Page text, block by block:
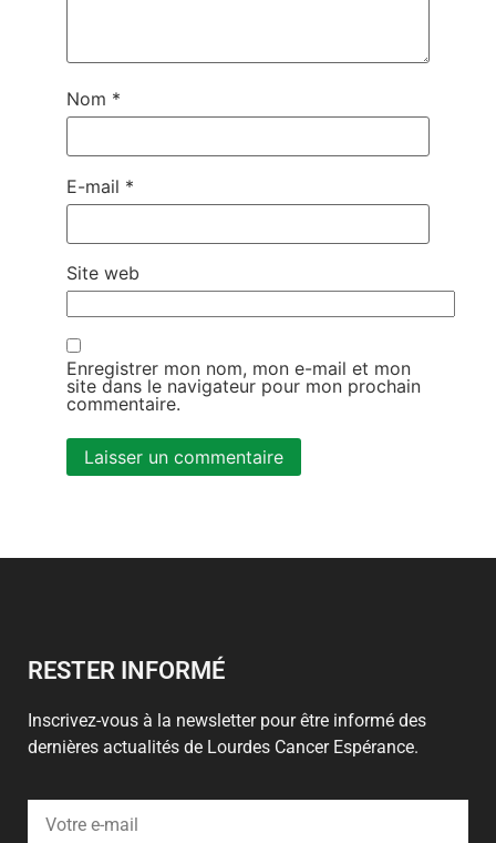
Nom *
E-mail *
Site web
Enregistrer mon nom, mon e-mail et mon
site dans le navigateur pour mon prochain
commentaire.
RESTER INFORMÉ
Inscrivez-vous à la newsletter pour être informé des
dernières actualités de Lourdes Cancer Espérance.